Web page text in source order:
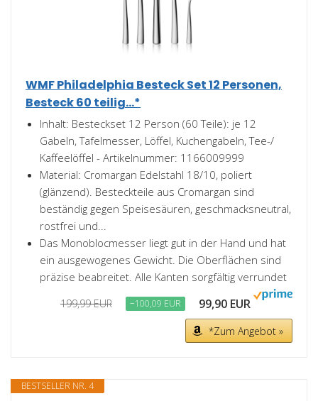
WMF Philadelphia Besteck Set 12 Personen,
Besteck 60 teilig...*
Inhalt: Besteckset 12 Person (60 Teile): je 12
Gabeln, Tafelmesser, Löffel, Kuchengabeln, Tee-/
Kaffeelöffel - Artikelnummer: 1166009999
Material: Cromargan Edelstahl 18/10, poliert
(glänzend). Besteckteile aus Cromargan sind
beständig gegen Speisesäuren, geschmacksneutral,
rostfrei und...
Das Monoblocmesser liegt gut in der Hand und hat
ein ausgewogenes Gewicht. Die Oberflächen sind
präzise beabreitet. Alle Kanten sorgfältig verrundet
199,99 EUR −100,09 EUR 99,90 EUR
*Zum Angebot »
BESTSELLER NR. 4